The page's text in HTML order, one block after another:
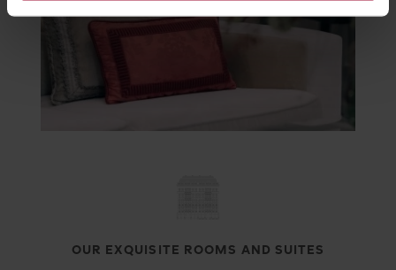
OUR EXQUISITE ROOMS AND SUITES